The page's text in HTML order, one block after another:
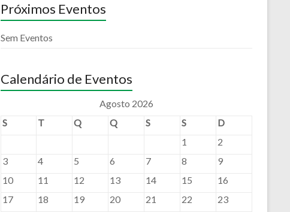
Próximos Eventos
Sem Eventos
Calendário de Eventos
Agosto 2026
S
T Q Q S S D
1
2
3
4 5 6 7 8
9
10
11 12 13 14 15
16
17
18 19 20 21 22
23